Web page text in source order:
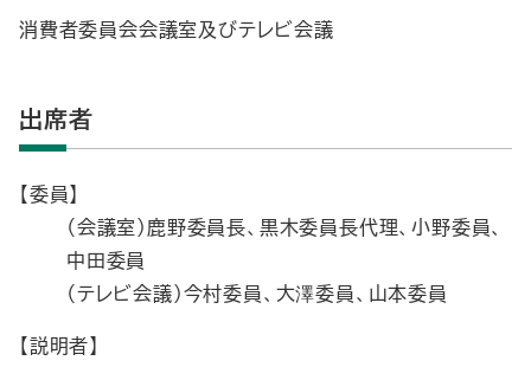
消費者委員会会議室及びテレビ会議
出席者
【委員】
（会議室）鹿野委員長、黒木委員長代理、小野委員、
中田委員
（テレビ会議）今村委員、大澤委員、山本委員
【説明者】